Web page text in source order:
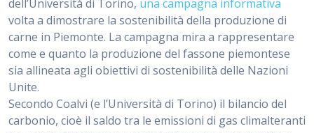
dell’Università di Torino, una campagna informativa
volta a dimostrare la sostenibilità della produzione di
carne in Piemonte. La campagna mira a rappresentare
come e quanto la produzione del fassone piemontese
sia allineata agli obiettivi di sostenibilità delle Nazioni
Unite.
Secondo Coalvi (e l’Università di Torino) il bilancio del
carbonio, cioè il saldo tra le emissioni di gas climalteranti